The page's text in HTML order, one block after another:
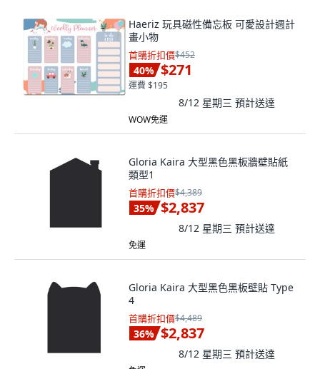
Haeriz 玩具磁性備忘板 可愛設計週計
畫小物
首購折扣價$452
40% $271
運費 $195
8/12 星期三 預計送達
WOW免運
Gloria Kaira 大型黑色黑板牆壁貼紙
類型1
首購折扣價$4,389
35% $2,837
8/12 星期三 預計送達
免運
Gloria Kaira 大型黑色黑板壁貼 Type
4
首購折扣價$4,489
36% $2,837
8/12 星期三 預計送達